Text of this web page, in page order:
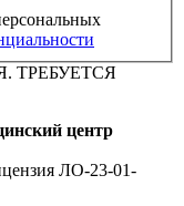
ТРЕБУЕТСЯ
центр
ЛО-23-01-